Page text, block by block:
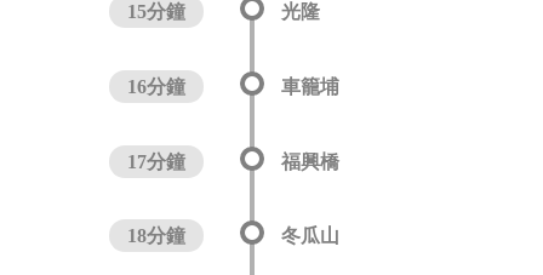
15分鐘 光隆
16分鐘 車籠埔
17分鐘 福興橋
18分鐘 冬瓜山